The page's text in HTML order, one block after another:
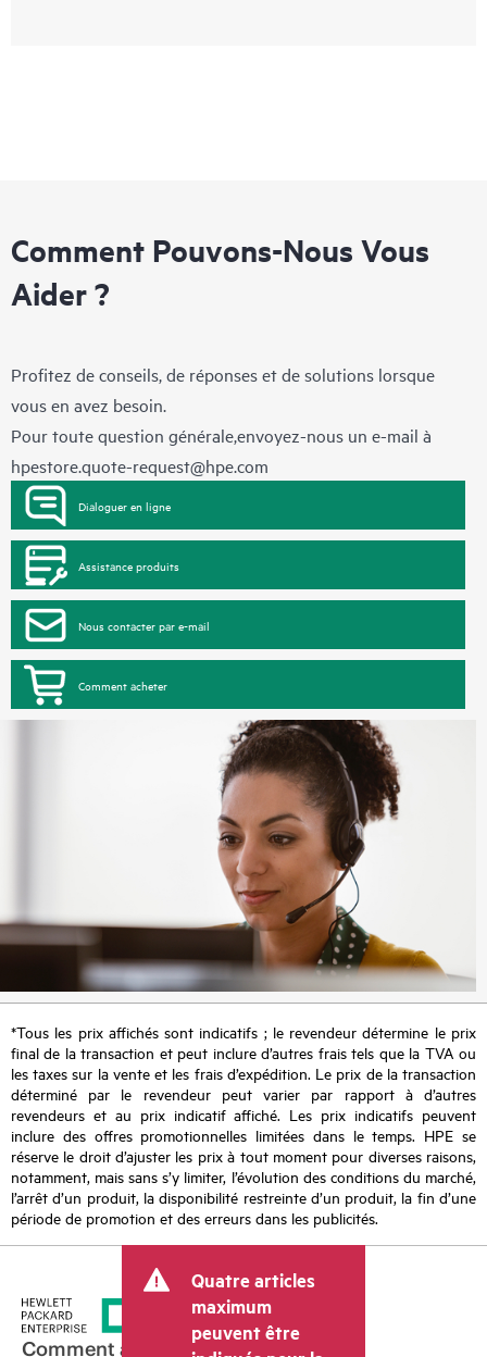
Comment Pouvons-Nous Vous
Aider ?
Profitez de conseils, de réponses et de solutions lorsque
vous en avez besoin.
Pour toute question générale,envoyez-nous un e-mail à
hpestore.quote-request@hpe.com
Dialoguer en ligne
Assistance produits
Nous contacter par e-mail
Comment acheter
*Tous les prix affichés sont indicatifs ; le revendeur détermine le prix
final de la transaction et peut inclure d’autres frais tels que la TVA ou
les taxes sur la vente et les frais d’expédition. Le prix de la transaction
déterminé par le revendeur peut varier par rapport à d’autres
revendeurs et au prix indicatif affiché. Les prix indicatifs peuvent
inclure des offres promotionnelles limitées dans le temps. HPE se
réserve le droit d’ajuster les prix à tout moment pour diverses raisons,
notamment, mais sans s’y limiter, l’évolution des conditions du marché,
l’arrêt d’un produit, la disponibilité restreinte d’un produit, la fin d’une
période de promotion et des erreurs dans les publicités.
Quatre articles
maximum
peuvent être
Comment acheter